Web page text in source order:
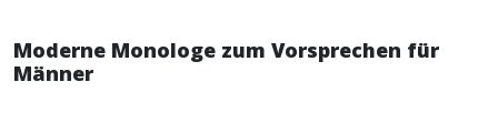
Moderne Monologe zum Vorsprechen für
Männer